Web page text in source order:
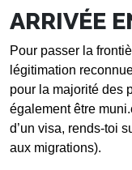
ARRIVÉE
Pour passer la
légitimation
pour la majorité des
également être
d’un visa, rends-toi
aux migrations).